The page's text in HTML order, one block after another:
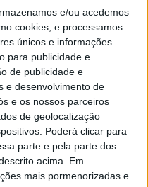
e/ou acedemos
cookies, e processamos
únicos e informações
para publicidade e
de publicidade e
e desenvolvimento de
e os nossos parceiros
de geolocalização
Poderá clicar para
parte e pela parte dos
acima. Em
mais pormenorizadas e
em Gotemburgo, na
com uma frota de táxis
vão agora passar a
tempo que está já
expansão para testar a
anunciada
InductEV, pela Volvo e
a extensa fase de